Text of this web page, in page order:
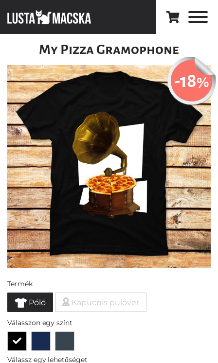
My Pizza Gramophone
-18%
Termék
Póló Kapucnis pulóver
Válasszon egy színt
Válassz egy lehetőséget